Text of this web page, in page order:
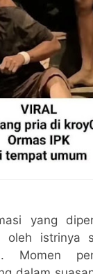
yang
oleh istrinya
Momen